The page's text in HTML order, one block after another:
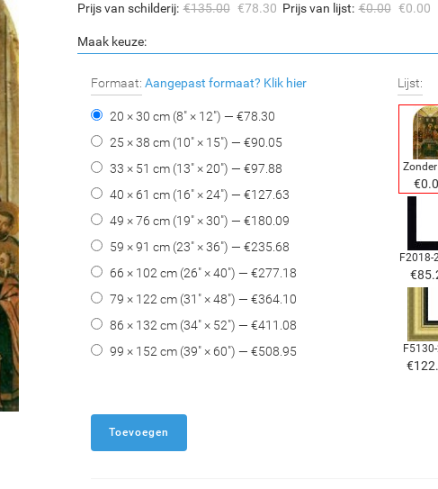
Prijs van schilderij: €135.00 €78.30 Prijs van lijst: €0.00 €0.00
Maak keuze:
Formaat: Aangepast formaat? Klik hier
20 × 30 cm (8" × 12") — €78.30
25 × 38 cm (10" × 15") — €90.05
33 × 51 cm (13" × 20") — €97.88
40 × 61 cm (16" × 24") — €127.63
49 × 76 cm (19" × 30") — €180.09
59 × 91 cm (23" × 36") — €235.68
66 × 102 cm (26" × 40") — €277.18
79 × 122 cm (31" × 48") — €364.10
86 × 132 cm (34" × 52") — €411.08
99 × 152 cm (39" × 60") — €508.95
Lijst:
€
F2018-
€
€